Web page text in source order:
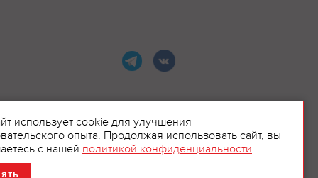
использует cookie для улучшения
опыта. Продолжая использовать сайт, вы
с нашей политикой конфиденциальности.